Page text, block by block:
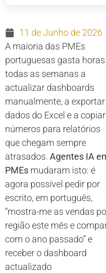
11 de Junho de 2026
A maioria das PMEs
portuguesas gasta horas
todas as semanas a
actualizar dashboards
manualmente, a exportar
dados do Excel e a copiar
números para relatórios
que chegam sempre
atrasados. Agentes IA
PMEs mudaram isto: é
agora possível pedir por
escrito, em português,
“mostra-me as vendas
região este mês e
com o ano passado” e
receber o dashboard
actualizado